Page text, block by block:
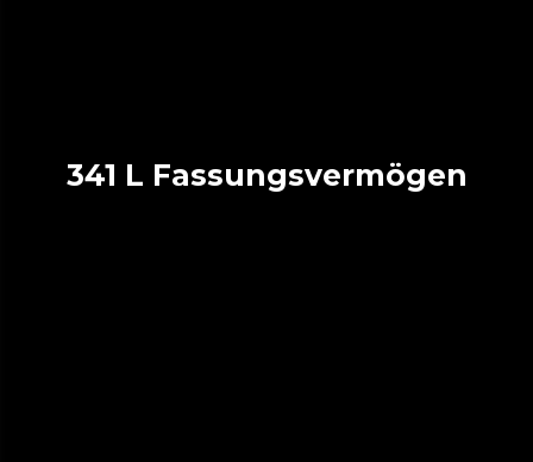
341 L Fassungsvermögen